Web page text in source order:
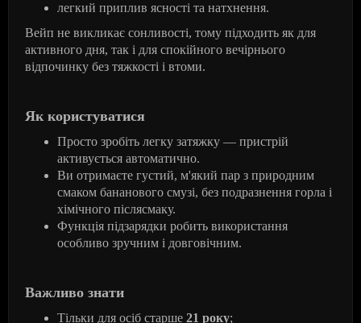
легкий приплив ясності та натхнення.
Вейп не викликає сонливості, тому підходить як для
активного дня, так і для спокійного вечірнього
відпочинку без тяжкості і втоми.
Як користуватися
Просто зробіть легку затяжку — пристрій
активується автоматично.
Ви отримаєте густий, м'який пар з природним
смаком бананового смузі, без подразнення горла і
хімічного післясмаку.
Функція підзарядки робить використання
особливо зручним і довговічним.
Важливо знати
Тільки для осіб старше 21 року;